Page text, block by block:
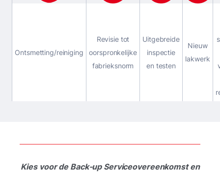
Ontsmetting/reiniging
Revisie tot
oorspronkelijke
fabrieksnorm
Uitgebreide
inspectie
en testen
Nieuw
lakwerk
Kies voor de Back-up Serviceovereenkomst en